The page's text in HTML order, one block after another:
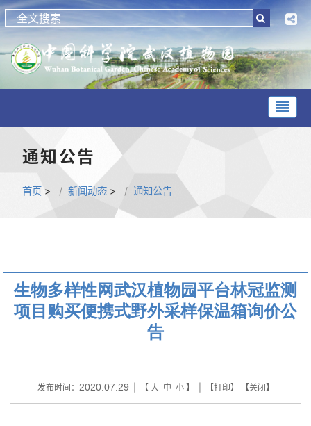
通知公告
首页 > 新闻动态 > 通知公告
生物多样性网武汉植物园平台林冠监测
项目购买便携式野外采样保温箱询价公
告
发布时间： 2020.07.29 | 【 大 中 小】 | 【打印】 【关闭】